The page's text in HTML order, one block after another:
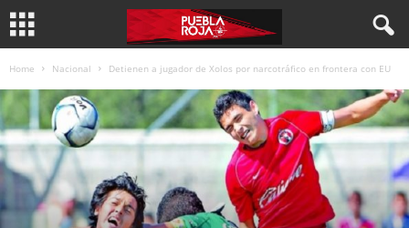
Home Nacional Detienen a jugador de Xolos por narcotráfico en frontera con EU